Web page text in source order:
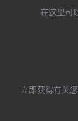
在这里可
立即获得有关